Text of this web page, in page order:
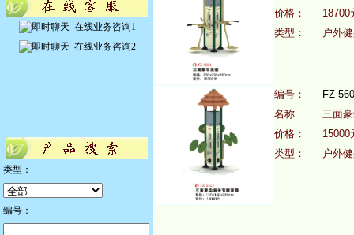
在线业务咨询1
在线业务咨询2
类型：
编号：
价格：
18700
类型：
户外
编号：
FZ-
名称
三面
价格：
15000
类型：
户外